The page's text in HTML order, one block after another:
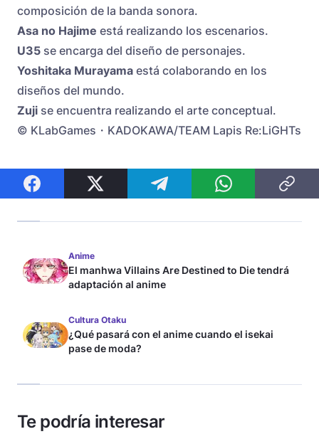
composición de la banda sonora.
Asa no Hajime está realizando los escenarios.
U35 se encarga del diseño de personajes.
Yoshitaka Murayama está colaborando en los
diseños del mundo.
Zuji se encuentra realizando el arte conceptual.
© KLabGames・KADOKAWA/TEAM Lapis Re:LiGHTs
Anime
El manhwa Villains Are Destined to Die tendrá
adaptación al anime
Cultura Otaku
¿Qué pasará con el anime cuando el isekai
pase de moda?
Te podría interesar